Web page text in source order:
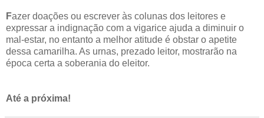
Fazer doações ou escrever às colunas dos leitores e
expressar a indignação com a vigarice ajuda a diminuir o
mal-estar, no entanto a melhor atitude é obstar o apetite
dessa camarilha. As urnas, prezado leitor, mostrarão na
época certa a soberania do eleitor.
Até a próxima!